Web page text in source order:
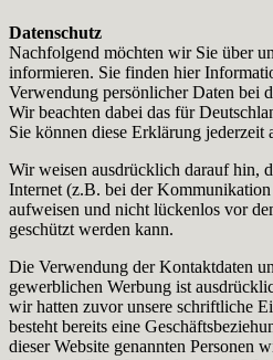
Datenschutz
Nachfolgend möchten wir Sie über
informieren. Sie finden hier
Verwendung persönlicher Daten bei
Wir beachten dabei das für
Sie können diese Erklärung jederzeit
Wir weisen ausdrücklich darauf hin,
Internet (z.B. bei der
aufweisen und nicht lückenlos vor
geschützt werden kann.
Die Verwendung der Kontaktdaten
gewerblichen Werbung ist
wir hatten zuvor unsere schriftliche
besteht bereits eine
dieser Website genannten Personen